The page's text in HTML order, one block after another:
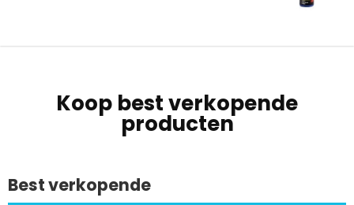
Koop best verkopende
producten
Best verkopende